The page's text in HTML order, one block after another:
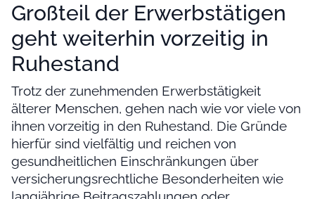
Großteil der Erwerbstätigen
geht weiterhin vorzeitig in
Ruhestand
Trotz der zunehmenden Erwerbstätigkeit
älterer Menschen, gehen nach wie vor viele von
ihnen vorzeitig in den Ruhestand. Die Gründe
hierfür sind vielfältig und reichen von
gesundheitlichen Einschränkungen über
versicherungsrechtliche Besonderheiten wie